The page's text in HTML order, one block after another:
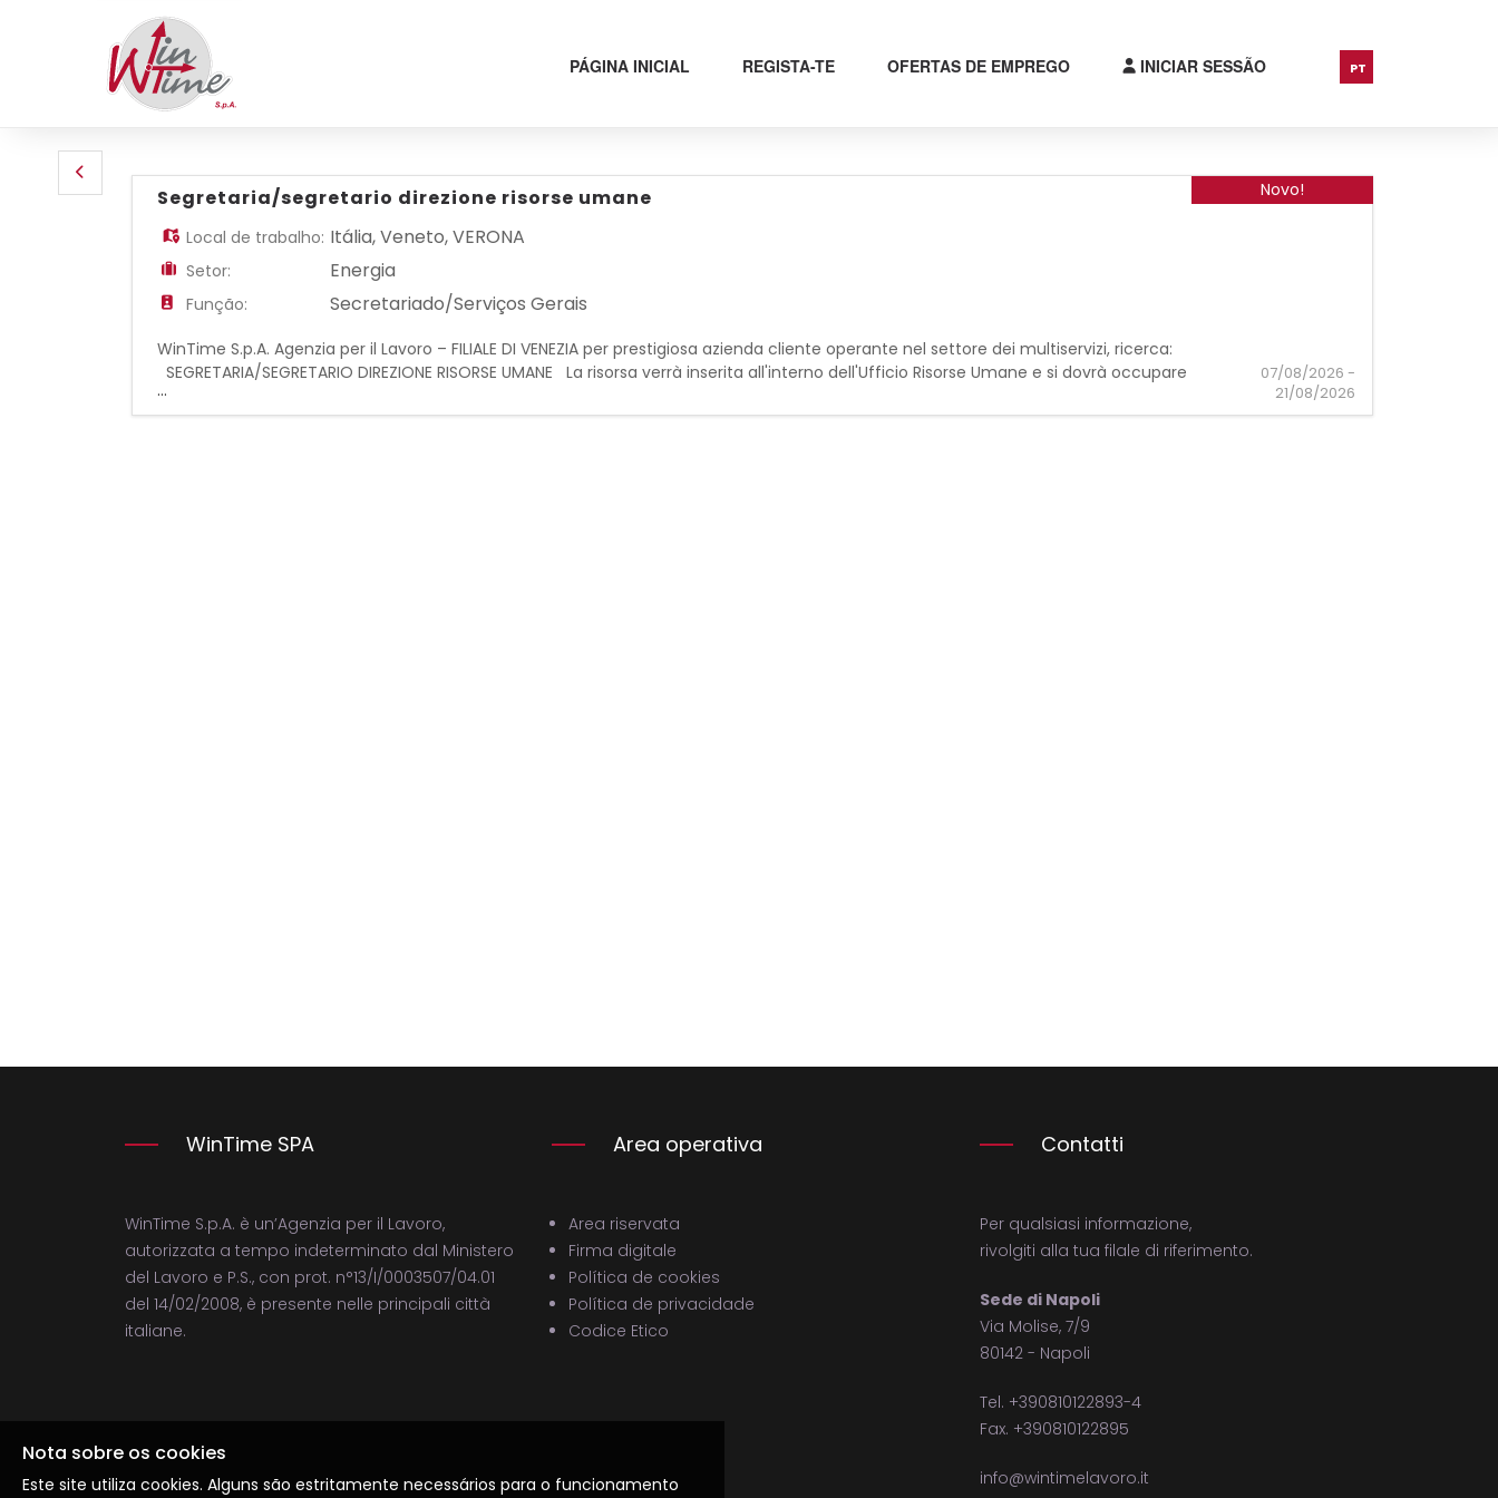
Nota sobre os cookies
Este site utiliza cookies. Alguns são estritamente necessários para o funcionamento
PÁGINA INICIAL REGISTA-TE OFERTAS DE EMPREGO INICIAR SESSÃO PT
Segretaria/segretario direzione risorse umane
Local de trabalho: Itália,Veneto,VERONA
Setor: Energia
Função: Secretariado/Serviços Gerais
WinTime S.p.A. Agenzia per il Lavoro – FILIALE DI VENEZIA per prestigiosa azienda cliente operante nel settore dei multiservizi, ricerca:
SEGRETARIA/SEGRETARIO DIREZIONE RISORSE UMANE La risorsa verrà inserita all'interno dell'Ufficio Risorse Umane e si dovrà occupare
di: gestione dell'agenda e degli appuntamenti della Direzione; pred
...
Novo!
07/08/2026 -
21/08/2026
WinTime SPA
WinTime S.p.A. è un’Agenzia per il Lavoro,
autorizzata a tempo indeterminato dal Ministero
del Lavoro e P.S., con prot. n°13/I/0003507/04.01
del 14/02/2008, è presente nelle principali città
italiane.
Area operativa
Area riservata
Firma digitale
Política de cookies
Política de privacidade
Codice Etico
Contatti
Per qualsiasi informazione,
rivolgiti alla tua filale di riferimento.
Sede di Napoli
Via Molise, 7/9
80142 - Napoli
Tel. +390810122893-4
Fax. +390810122895
info@wintimelavoro.it